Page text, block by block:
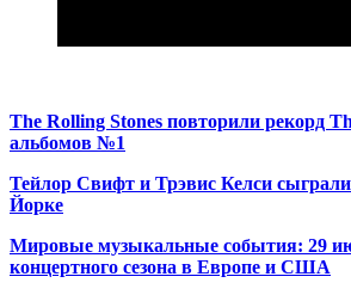
The Rolling Stones повторили рекорд
альбомов №1
Тейлор Свифт и Трэвис Келси
Йорке
Мировые музыкальные события: 29
концертного сезона в Европе и США